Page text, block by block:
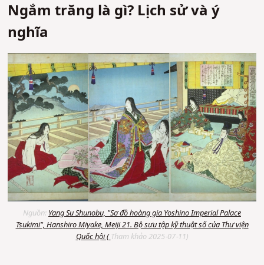
Ngắm trăng là gì? Lịch sử và ý
nghĩa
Nguồn: Yang Su Shunobu, "Sơ đồ hoàng gia Yoshino Imperial Palace
Tsukimi", Hanshiro Miyake, Meiji 21. Bộ sưu tập kỹ thuật số của Thư viện
Quốc hội (Tham khảo 2025-07-11)